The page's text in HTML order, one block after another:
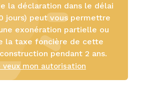
la déclaration dans le délai
jours) peut vous permettre
exonération partielle ou
la taxe foncière de cette
pendant 2 ans.
veux mon autorisation